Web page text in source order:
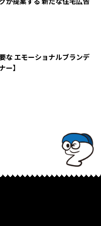
な エモーショナルブランデ
ー】
ドを入れてみよ★